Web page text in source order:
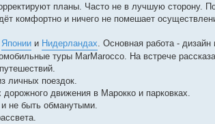
планы. Часто не в лучшую сторону.
комфортно и ничего не помешает
Японии и Нидерландах . Основная работа -
туры MarMarocco. На встрече
личных поездок.
движения в Марокко и парковках.
не быть обманутыми.